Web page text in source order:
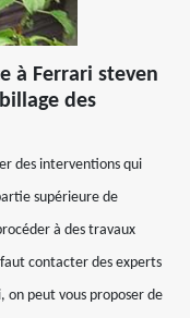
à Ferrari steven
des
des interventions qui
supérieure de
à des travaux
contacter des experts
on peut vous proposer de